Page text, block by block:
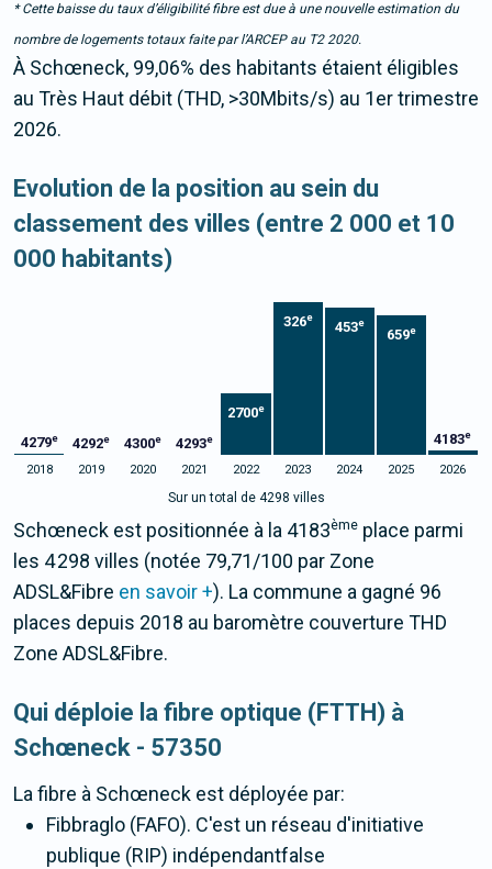
* Cette baisse du taux d’éligibilité fibre est due à une nouvelle estimation du
nombre de logements totaux faite par l’ARCEP au T2 2020.
À Schœneck, 99,06% des habitants étaient éligibles
au Très Haut débit (THD, >30Mbits/s) au 1er trimestre
2026.
Evolution de la position au sein du
classement des villes (entre 2 000 et 10
000 habitants)
4279e 4292e 4300e 4293e
2700e
326e
453e
659e
4183e
2018 2019 2020 2021 2022 2023 2024 2025 2026
Sur un total de 4298 villes
Schœneck est positionnée à la 4183ème place parmi
les 4 298 villes (notée 79,71/100 par Zone
ADSL&Fibre en savoir +). La commune a gagné 96
places depuis 2018 au baromètre couverture THD
Zone ADSL&Fibre.
Qui déploie la fibre optique (FTTH) à
Schœneck - 57350
La fibre à Schœneck est déployée par:
Fibbraglo (FAFO). C'est un réseau d'initiative
publique (RIP) indépendantfalse